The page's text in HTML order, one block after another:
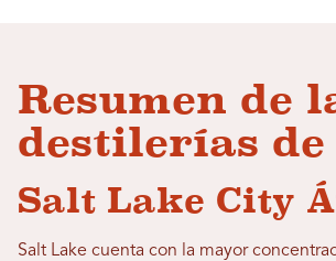
Resumen de
destilerías de
Salt Lake City
Salt Lake cuenta con la mayor